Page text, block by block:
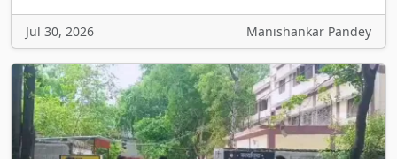
Jul 30, 2026 Manishankar Pandey